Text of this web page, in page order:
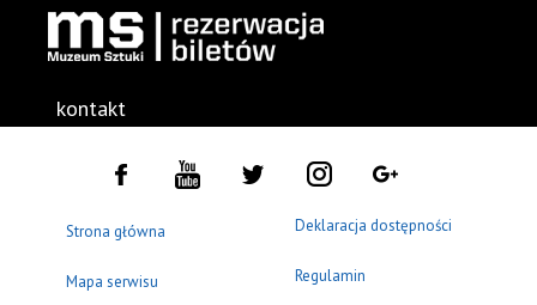
kontakt
Strona główna
Mapa serwisu
Deklaracja dostępności
Regulamin